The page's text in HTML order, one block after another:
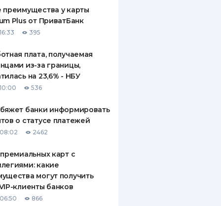
преимущества у карты
Plus от ПриватБанк
395
плата, получаемая
из-за границы,
на 23,6% - НБУ
536
банки информировать
о статусе платежей
2462
карт с
какие
могут получить
клиенты банков
866